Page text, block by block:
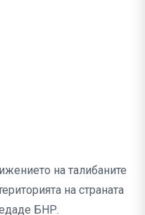
на талибаните
на страната
БНР.